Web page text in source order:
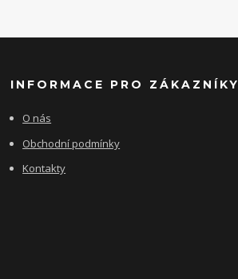
INFORMACE PRO ZÁKAZNÍKY
O nás
Obchodní podmínky
Kontakty